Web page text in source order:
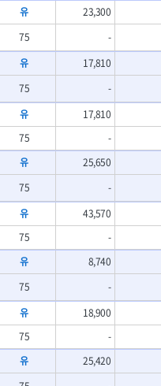
- 토크테스터기
- 비디오스코프
- 토크드라이버핸들
- 토크드라이버세트
- 토크드라이버
- 토크드라이버블레이드
- 다이얼토크렌치
- 토크멀티플라이어
- 토크렌치비트홀다헤드
- 가방/케이스
절삭공구
- 홀쏘날
- 바이메탈홀쏘날
- 하이스드릴
- 하이스코발트드릴
- 드릴세트
- 아바
- 반대탭
- 톱날
- 절단석
- 원형톱날
PICARD
S.Djarv Hantverk AB
SHOPVAC
TENGU
THETA-자동몽키
THETA-핸드카트
XPROTOOL-기어렌치
ZETA(비트셋트)
대건케이블
에코파워팩
유 23,300
75 -
유 17,810
75 -
유 17,810
75 -
유 25,650
75 -
유 43,570
75 -
유 8,740
75 -
유 18,900
75 -
유 25,420